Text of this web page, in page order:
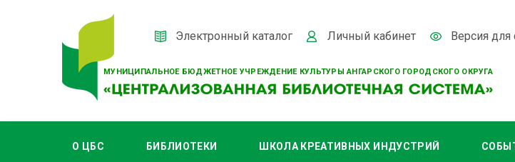
МУНИЦИПАЛЬНОЕ БЮДЖЕТНОЕ УЧРЕЖДЕНИЕ КУЛЬТУРЫ АНГАРСКОГО ГОРОДСКОГО ОКРУГА
Электронный каталог Личный кабинет Версия
О ЦБС БИБЛИОТЕКИ ШКОЛА КРЕАТИВНЫХ ИНДУСТРИЙ